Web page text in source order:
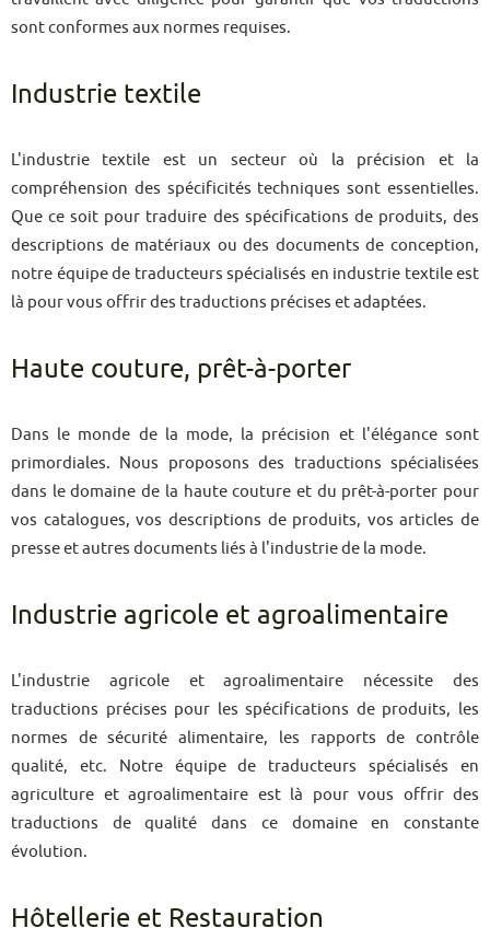
sont conformes aux normes requises.
Industrie textile
L'industrie textile est un secteur où la précision et la
compréhension des spécificités techniques sont essentielles.
Que ce soit pour traduire des spécifications de produits, des
descriptions de matériaux ou des documents de conception,
notre équipe de traducteurs spécialisés en industrie textile est
là pour vous offrir des traductions précises et adaptées.
Haute couture, prêt-à-porter
Dans le monde de la mode, la précision et l'élégance sont
primordiales. Nous proposons des traductions spécialisées
dans le domaine de la haute couture et du prêt-à-porter pour
vos catalogues, vos descriptions de produits, vos articles de
presse et autres documents liés à l'industrie de la mode.
Industrie agricole et agroalimentaire
L'industrie agricole et agroalimentaire nécessite des
traductions précises pour les spécifications de produits, les
normes de sécurité alimentaire, les rapports de contrôle
qualité, etc. Notre équipe de traducteurs spécialisés en
agriculture et agroalimentaire est là pour vous offrir des
traductions de qualité dans ce domaine en constante
évolution.
Hôtellerie et Restauration